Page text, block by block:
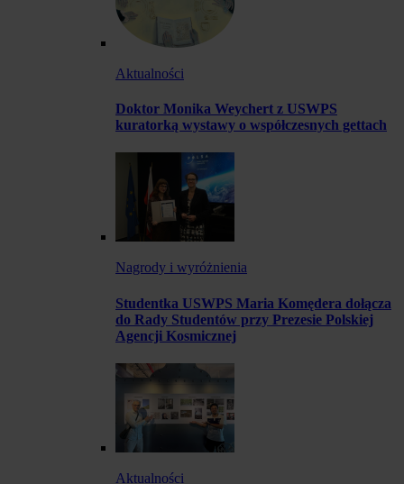
Aktualności
Doktor Monika Weychert z USWPS
kuratorką wystawy o współczesnych gettach
Nagrody i wyróżnienia
Studentka USWPS Maria Komędera dołącza
do Rady Studentów przy Prezesie Polskiej
Agencji Kosmicznej
Aktualności